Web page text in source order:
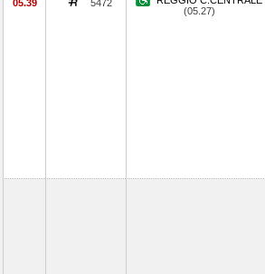
05.39 5472
(05.27)